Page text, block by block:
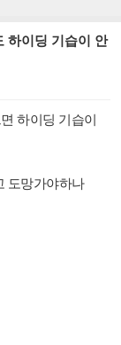
하이딩 기습이 안
하이딩 기습이
도망가야하나